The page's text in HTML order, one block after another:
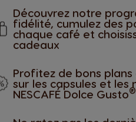
Découvrez notre
fidélité, cumulez des
chaque café et
cadeaux
Profitez de bons plans
sur les capsules et les
NESCAFÉ Dolce Gusto®
Nous sommes ravis
N'hésitez pas à nous
L'équipe NESCAFÉ®
Vous lisez
Page